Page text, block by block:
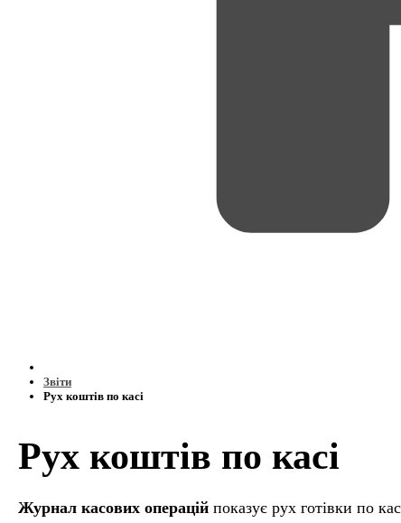
Звіти
Рух коштів по касі
Рух коштів по касі
Журнал касових операцій показує рух готівки по